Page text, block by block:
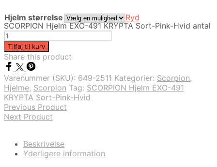
Hjelm størrelse
Ryd
SCORPION Hjelm EXO-491 KRYPTA Sort-Pink-Hvid antal
Tilføj til kurv
Share this product
Varenummer (SKU): 649-2511 Kategorier: Scorpion,
Hjelme, Scorpion Tag: SCORPION Hjelm EXO-491
KRYPTA Sort-Pink-Hvid
Previous Product
Next Product
Beskrivelse
Yderligere information